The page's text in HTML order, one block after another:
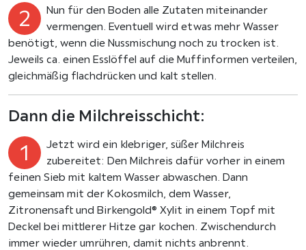
Nun für den Boden alle Zutaten miteinander
vermengen. Eventuell wird etwas mehr Wasser
benötigt, wenn die Nussmischung noch zu trocken ist.
Jeweils ca. einen Esslöffel auf die Muffinformen verteilen,
gleichmäßig flachdrücken und kalt stellen.
Dann die Milchreisschicht:
Jetzt wird ein klebriger, süßer Milchreis
zubereitet: Den Milchreis dafür vorher in einem
feinen Sieb mit kaltem Wasser abwaschen. Dann
gemeinsam mit der Kokosmilch, dem Wasser,
Zitronensaft und Birkengold® Xylit in einem Topf mit
Deckel bei mittlerer Hitze gar kochen. Zwischendurch
immer wieder umrühren, damit nichts anbrennt.